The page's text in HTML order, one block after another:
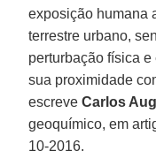
exposição humana
terrestre urbano,
perturbação física
sua proximidade
escreveCarlos
geoquímico, em
10-2016.